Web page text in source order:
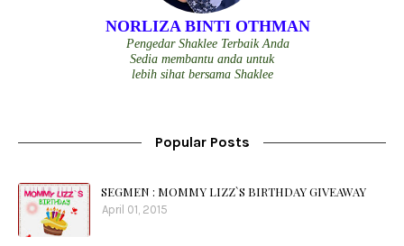
NORLIZA BINTI OTHMAN
Pengedar Shaklee Terbaik Anda
Sedia membantu anda untuk
lebih sihat bersama Shaklee
Popular Posts
SEGMEN : MOMMY LIZZ`S BIRTHDAY GIVEAWAY
April 01, 2015